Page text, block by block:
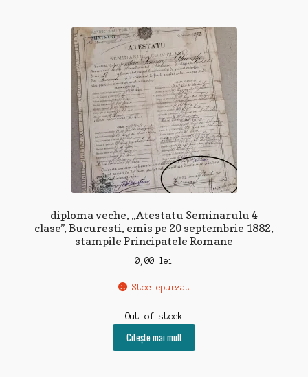
diploma veche, „Atestatu Seminarulu 4
clase”, Bucuresti, emis pe 20 septembrie 1882,
stampile Principatele Romane
0,00 lei
Stoc epuizat
Out of stock
Citește mai mult